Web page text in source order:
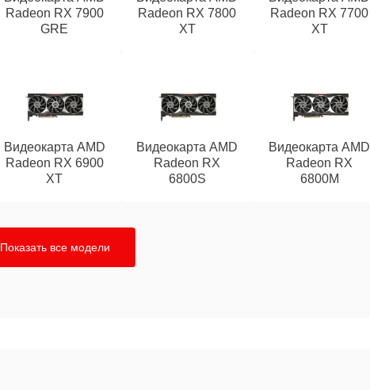
Radeon RX 7900
GRE
Radeon RX 7800
XT
Radeon RX 7700
XT
Видеокарта AMD
Radeon RX 6900
XT
Видеокарта AMD
Radeon RX
6800S
Видеокарта AMD
Radeon RX
6800M
Показать все модели